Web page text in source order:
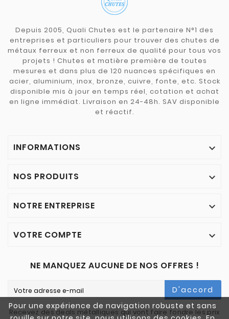
Pour une expérience de navigation robuste et sans
Depuis 2005, Quali Chutes est le partenaire N°1 des
entreprises et particuliers pour trouver des chutes de
métaux ferreux et non ferreux de qualité pour tous vos
projets ! Chutes et matière première de toutes
mesures et dans plus de 120 nuances spécifiques en
acier, aluminium, inox, bronze, cuivre, fonte, etc. Stock
disponible mis à jour en temps réel, cotation et achat
en ligne immédiat. Livraison en 24-48h. SAV disponible
et réactif.
INFORMATIONS 
NOS PRODUITS 
NOTRE ENTREPRISE 
VOTRE COMPTE 
NE MANQUEZ AUCUNE DE NOS OFFRES !
D'accord
Recevez des deals métalliques qui vont faire fondre les prix